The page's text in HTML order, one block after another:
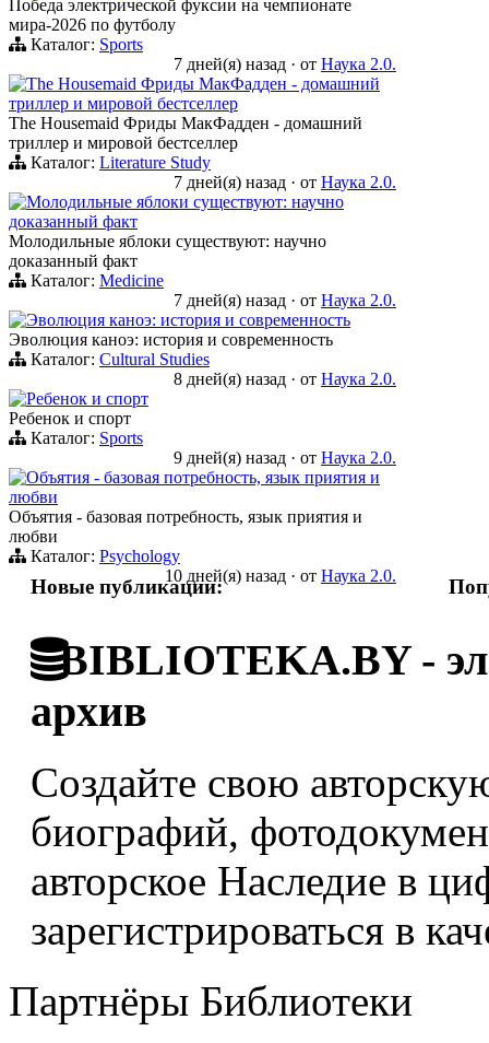
Победа электрической фуксии на чемпионате
мира-2026 по футболу
Каталог: Sports
7 дней(я) назад · от Наука 2.0.
The Housemaid Фриды МакФадден - домашний
триллер и мировой бестселлер
The Housemaid Фриды МакФадден - домашний
триллер и мировой бестселлер
Каталог: Literature Study
7 дней(я) назад · от Наука 2.0.
Молодильные яблоки существуют: научно
доказанный факт
Молодильные яблоки существуют: научно
доказанный факт
Каталог: Medicine
7 дней(я) назад · от Наука 2.0.
Эволюция каноэ: история и современность
Эволюция каноэ: история и современность
Каталог: Cultural Studies
8 дней(я) назад · от Наука 2.0.
Ребенок и спорт
Ребенок и спорт
Каталог: Sports
9 дней(я) назад · от Наука 2.0.
Объятия - базовая потребность, язык приятия и
любви
Объятия - базовая потребность, язык приятия и
любви
Каталог: Psychology
10 дней(я) назад · от Наука 2.0.
Новые публикации:
BIBLIOTEKA.BY -
архив
Создайте свою
биографий,
авторское Наследие в
зарегистрироваться в
Партнёры Библиотеки